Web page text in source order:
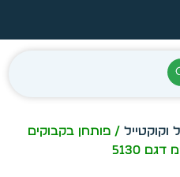
וקוקטייל / פותחן בקבוקים